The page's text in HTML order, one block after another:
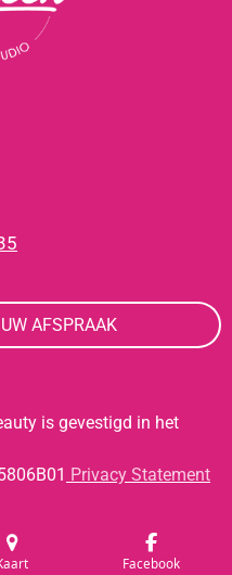
AFSPRAAK
is gevestigd in het
Privacy Statement
Facebook